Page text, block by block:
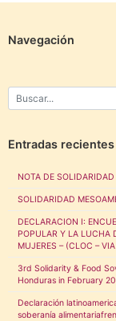
Navegación
Entradas recientes
NOTA DE
SOLIDARIDAD
DECLARACION I:
POPULAR Y LA LUCHA
MUJERES – (CLOC –
3rd Solidarity & Food
Honduras in February
Declaración
soberanía